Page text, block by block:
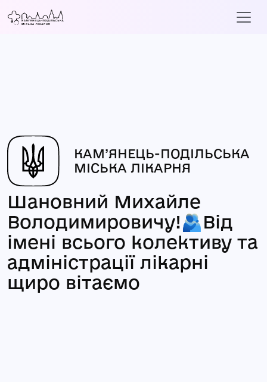
КАМ’ЯНЕЦЬ-ПОДІЛЬСЬКА
МІСЬКА ЛІКАРНЯ
Шановний Михайле
Володимировичу!🫂Від
імені всього колективу та
адміністрації лікарні
щиро вітаємо